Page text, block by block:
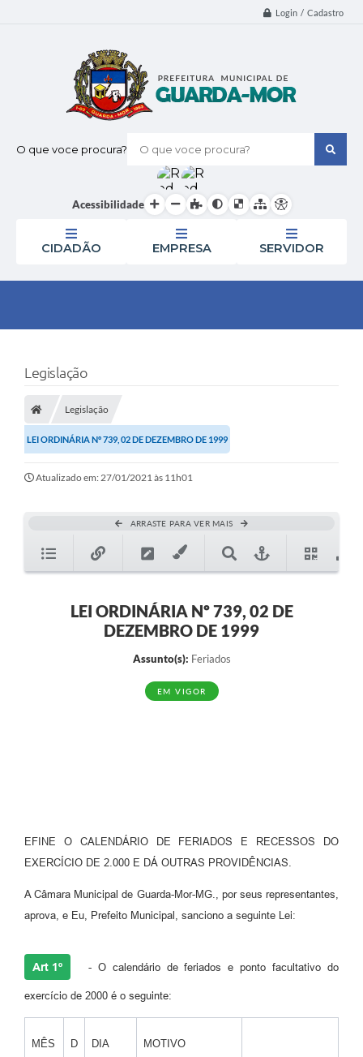
Login / Cadastro
O que voce procura?
Acessibilidade
CIDADÃO EMPRESA SERVIDOR
Legislação
Legislação
LEI ORDINÁRIA Nº 739, 02 DE DEZEMBRO DE 1999
Atualizado em: 27/01/2021 às 11h01
ARRASTE PARA VER MAIS
LEI ORDINÁRIA Nº 739, 02 DE
DEZEMBRO DE 1999
Assunto(s): Feriados
EM VIGOR
EFINE O CALENDÁRIO DE FERIADOS E RECESSOS DO
EXERCÍCIO DE 2.000 E DÁ OUTRAS PROVIDÊNCIAS.
A Câmara Municipal de Guarda-Mor-MG., por seus representantes,
aprova, e Eu, Prefeito Municipal, sanciono a seguinte Lei:
Art 1º - O calendário de feriados e ponto facultativo do
exercício de 2000 é o seguinte:
MÊS
D
DIA
MOTIVO